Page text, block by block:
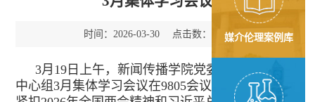
时间： 2026-03-30 点击数： 89
3月19日上午，新闻传播学院党委会暨理论学习
中心组3月集体学习会议在9805会议室召开。会议
媒介伦理案例库